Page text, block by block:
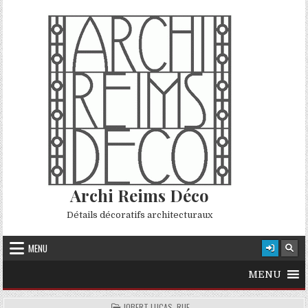
Skip to content
Archi Reims Déco
Détails décoratifs architecturaux
MENU
MENU